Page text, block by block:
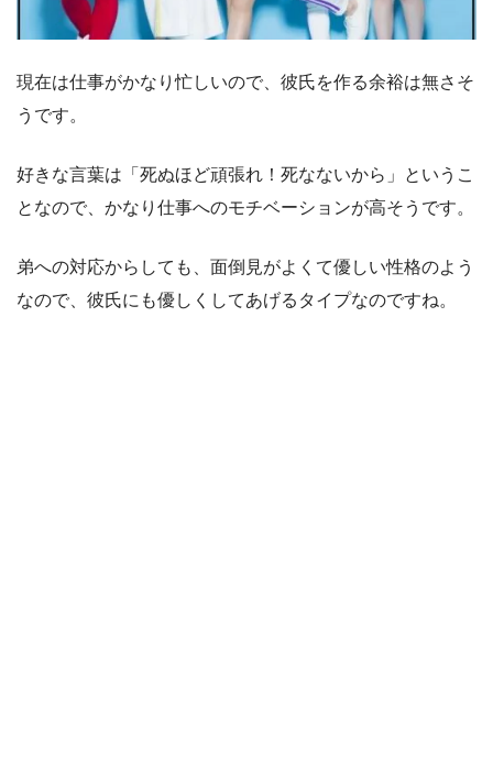
現在は仕事がかなり忙しいので、彼氏を作る余裕は無さそ
うです。
好きな言葉は「死ぬほど頑張れ！死なないから」というこ
となので、かなり仕事へのモチベーションが高そうです。
弟への対応からしても、面倒見がよくて優しい性格のよう
なので、彼氏にも優しくしてあげるタイプなのですね。